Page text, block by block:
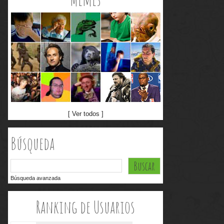
[ Ver todos ]
Búsqueda
Búsqueda avanzada
Ranking de Usuarios